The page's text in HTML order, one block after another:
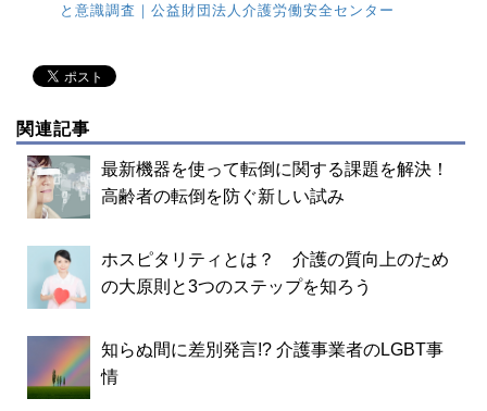
と意識調査｜公益財団法人介護労働安全センター
関連記事
最新機器を使って転倒に関する課題を解決！
高齢者の転倒を防ぐ新しい試み
ホスピタリティとは？ 介護の質向上のため
の大原則と3つのステップを知ろう
知らぬ間に差別発言!? 介護事業者のLGBT事
情